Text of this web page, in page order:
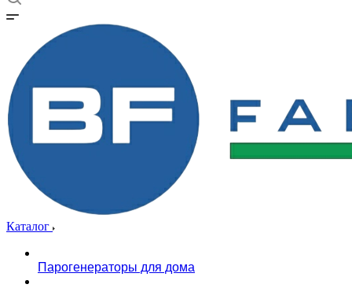
Каталог
Парогенераторы для дома